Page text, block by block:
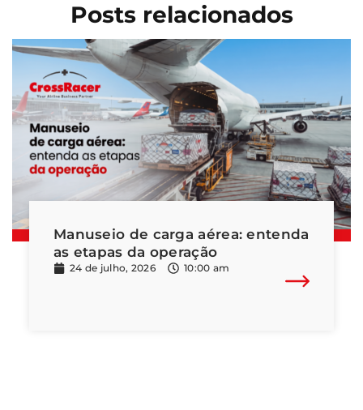
Posts relacionados
Manuseio de carga aérea: entenda
as etapas da operação
24 de julho, 2026 10:00 am